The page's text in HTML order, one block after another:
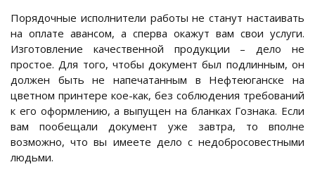
Порядочные исполнители работы не станут настаивать
на оплате авансом, а сперва окажут вам свои услуги.
Изготовление качественной продукции – дело не
простое. Для того, чтобы документ был подлинным, он
должен быть не напечатанным в Нефтеюганске на
цветном принтере кое-как, без соблюдения требований
к его оформлению, а выпущен на бланках Гознака. Если
вам пообещали документ уже завтра, то вполне
возможно, что вы имеете дело с недобросовестными
людьми.